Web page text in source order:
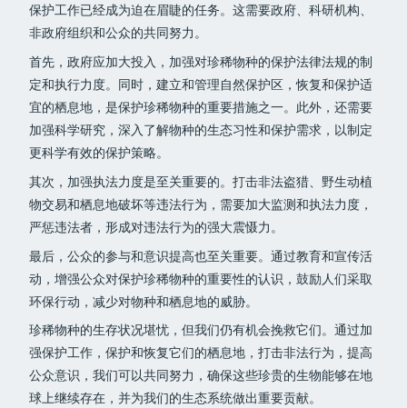
保护工作已经成为迫在眉睫的任务。这需要政府、科研机构、
非政府组织和公众的共同努力。
首先，政府应加大投入，加强对珍稀物种的保护法律法规的制
定和执行力度。同时，建立和管理自然保护区，恢复和保护适
宜的栖息地，是保护珍稀物种的重要措施之一。此外，还需要
加强科学研究，深入了解物种的生态习性和保护需求，以制定
更科学有效的保护策略。
其次，加强执法力度是至关重要的。打击非法盗猎、野生动植
物交易和栖息地破坏等违法行为，需要加大监测和执法力度，
严惩违法者，形成对违法行为的强大震慑力。
最后，公众的参与和意识提高也至关重要。通过教育和宣传活
动，增强公众对保护珍稀物种的重要性的认识，鼓励人们采取
环保行动，减少对物种和栖息地的威胁。
珍稀物种的生存状况堪忧，但我们仍有机会挽救它们。通过加
强保护工作，保护和恢复它们的栖息地，打击非法行为，提高
公众意识，我们可以共同努力，确保这些珍贵的生物能够在地
球上继续存在，并为我们的生态系统做出重要贡献。